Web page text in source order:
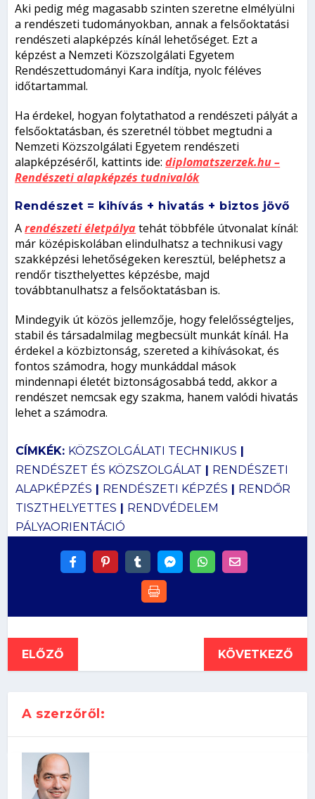
Aki pedig még magasabb szinten szeretne elmélyülni
a rendészeti tudományokban, annak a felsőoktatási
rendészeti alapképzés kínál lehetőséget. Ezt a
képzést a Nemzeti Közszolgálati Egyetem
Rendészettudományi Kara indítja, nyolc féléves
időtartammal.
Ha érdekel, hogyan folytathatod a rendészeti pályát a
felsőoktatásban, és szeretnél többet megtudni a
Nemzeti Közszolgálati Egyetem rendészeti
alapképzéséről, kattints ide:diplomatszerzek.hu –
Rendészeti alapképzés tudnivalók
Rendészet = kihívás + hivatás + biztos jövő
Arendészeti életpályatehát többféle útvonalat kínál:
már középiskolában elindulhatsz a technikusi vagy
szakképzési lehetőségeken keresztül, beléphetsz a
rendőr tiszthelyettes képzésbe, majd
továbbtanulhatsz a felsőoktatásban is.
Mindegyik út közös jellemzője, hogy felelősségteljes,
stabil és társadalmilag megbecsült munkát kínál. Ha
érdekel a közbiztonság, szereted a kihívásokat, és
fontos számodra, hogy munkáddal mások
mindennapi életét biztonságosabbá tedd, akkor a
rendészet nemcsak egy szakma, hanem valódi hivatás
lehet a számodra.
CÍMKÉK: KÖZSZOLGÁLATI TECHNIKUS |
RENDÉSZET ÉS KÖZSZOLGÁLAT | RENDÉSZETI
ALAPKÉPZÉS | RENDÉSZETI KÉPZÉS | RENDŐR
TISZTHELYETTES | RENDVÉDELEM
PÁLYAORIENTÁCIÓ
ELŐZŐ KÖVETKEZŐ
A szerzőről: